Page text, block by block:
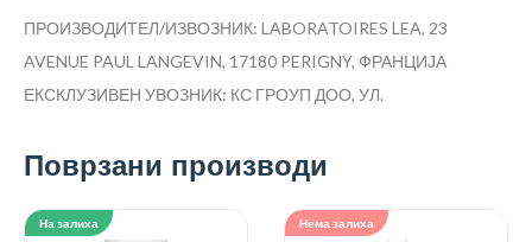
ПРОИЗВОДИТЕЛ/ИЗВОЗНИК: LABORATOIRES LEA, 23
AVENUE PAUL LANGEVIN, 17180 PERIGNY, ФРАНЦИЈА
ЕКСКЛУЗИВЕН УВОЗНИК: КС ГРОУП ДОО, УЛ.
Поврзани производи
На залиха Нема залиха